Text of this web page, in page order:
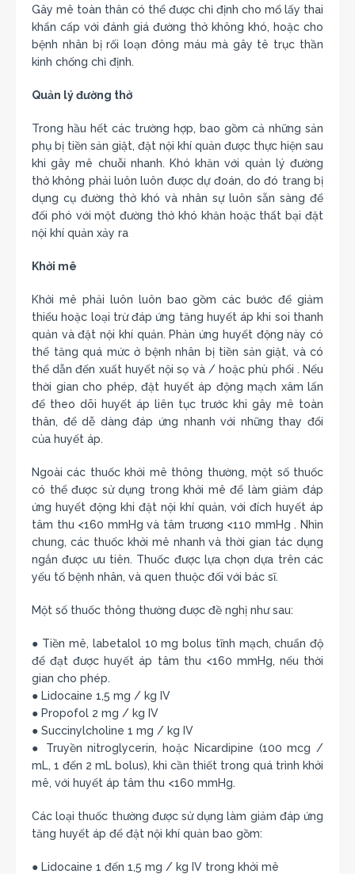
Gây mê toàn thân có thể được chỉ định cho mổ lấy thai
khẩn cấp với đánh giá đường thở không khó, hoặc cho
bệnh nhân bị rối loạn đông máu mà gây tê trục thần
kinh chống chỉ định.
Quản lý đường thở
Trong hầu hết các trường hợp, bao gồm cả những sản
phụ bị tiền sản giật, đặt nội khí quản được thực hiện sau
khi gây mê chuỗi nhanh. Khó khăn với quản lý đường
thở không phải luôn luôn được dự đoán, do đó trang bị
dụng cụ đường thở khó và nhân sự luôn sẵn sàng để
đối phó với một đường thở khó khăn hoặc thất bại đặt
nội khí quản xảy ra
Khởi mê
Khởi mê phải luôn luôn bao gồm các bước để giảm
thiểu hoặc loại trừ đáp ứng tăng huyết áp khi soi thanh
quản và đặt nội khí quản. Phản ứng huyết động này có
thể tăng quá mức ở bệnh nhân bị tiền sản giật, và có
thể dẫn đến xuất huyết nội sọ và / hoặc phù phổi . Nếu
thời gian cho phép, đặt huyết áp động mạch xâm lấn
để theo dõi huyết áp liên tục trước khi gây mê toàn
thân, để dễ dàng đáp ứng nhanh với những thay đổi
của huyết áp.
Ngoài các thuốc khởi mê thông thường, một số thuốc
có thể được sử dụng trong khởi mê để làm giảm đáp
ứng huyết động khi đặt nội khí quản, với đích huyết áp
tâm thu <160 mmHg và tâm trương <110 mmHg . Nhìn
chung, các thuốc khởi mê nhanh và thời gian tác dụng
ngắn được ưu tiên. Thuốc được lựa chọn dựa trên các
yếu tố bệnh nhân, và quen thuộc đối với bác sĩ.
Một số thuốc thông thường được đề nghị như sau:
● Tiền mê, labetalol 10 mg bolus tĩnh mạch, chuẩn độ
để đạt được huyết áp tâm thu <160 mmHg, nếu thời
gian cho phép.
● Lidocaine 1,5 mg / kg IV
● Propofol 2 mg / kg IV
● Succinylcholine 1 mg / kg IV
● Truyền nitroglycerin, hoặc Nicardipine (100 mcg /
mL, 1 đến 2 mL bolus), khi cần thiết trong quá trình khởi
mê, với huyết áp tâm thu <160 mmHg.
Các loại thuốc thường được sử dụng làm giảm đáp ứng
tăng huyết áp để đặt nội khí quản bao gồm:
● Lidocaine 1 đến 1,5 mg / kg IV trong khởi mê